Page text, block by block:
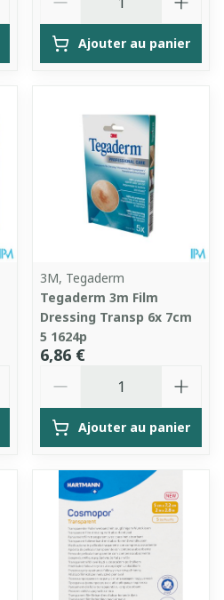
Ajouter au panier
3M, Tegaderm
Tegaderm 3m Film
Dressing Transp 6x 7cm
5 1624p
6,86 €
Ajouter au panier